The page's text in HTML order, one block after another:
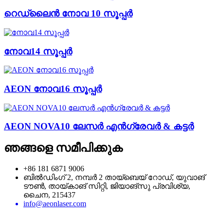
റെഡ്‌ലൈൻ നോവ 10 സൂപ്പർ
നോവ14 സൂപ്പർ
AEON നോവ16 സൂപ്പർ
AEON NOVA10 ലേസർ എൻഗ്രേവർ & കട്ടർ
ഞങ്ങളെ സമീപിക്കുക
+86 181 6871 9006
ബിൽഡിംഗ് 2, നമ്പർ 2 തായ്ബെയ് റോഡ്, യുവാങ്
ടൗൺ, തായ്കാങ് സിറ്റി, ജിയാങ്സു പ്രവിശ്യ,
ചൈന, 215437
info@aeonlaser.com